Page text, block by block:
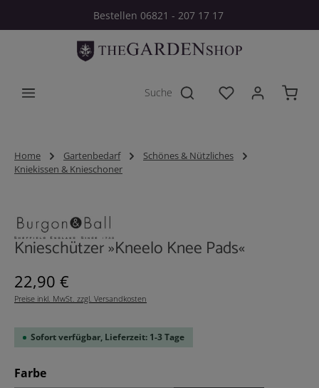
Zum Hauptinhalt springenBestellen 06821 - 207 17 17
Du hast 0
Home Gartenbedarf
Schönes & Nützliches
Kniekissen & Knieschoner
Knieschützer »Kneelo Knee Pads«
Regulärer Preis:
22,90 €
Preise inkl. MwSt. zzgl. Versandkosten
Sofort verfügbar, Lieferzeit: 1-3 Tage
Farbeauswählen